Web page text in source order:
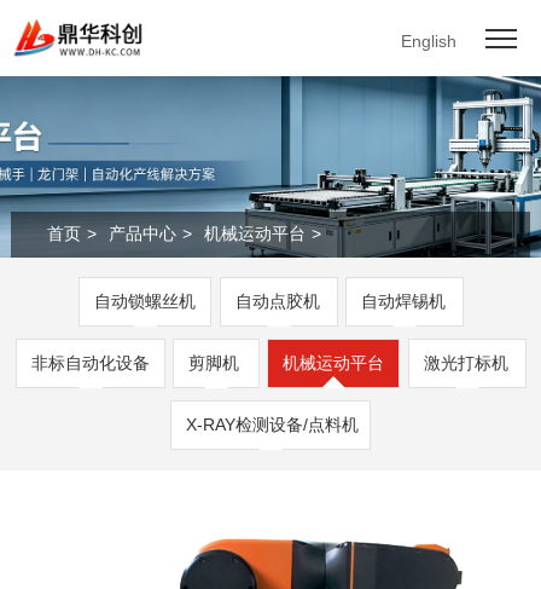
English
首页 > 产品中心 > 机械运动平台 >
自动锁螺丝机 自动点胶机 自动焊锡机
非标自动化设备 剪脚机 机械运动平台 激光打标机
X-RAY检测设备/点料机